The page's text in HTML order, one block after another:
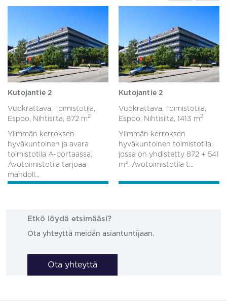
Kutojantie 2
Vuokrattava, Toimistotila,
Espoo, Nihtisilta, 872 m2
Ylimmän kerroksen
hyväkuntoinen ja avara
toimistotila A-portaassa.
Avotoimistotila tarjoaa
mahdoll...
Kutojantie 2
Vuokrattava, Toimistotila,
Espoo, Nihtisilta, 1413 m2
Ylimmän kerroksen
hyväkuntoinen toimistotila,
jossa on yhdistetty 872 + 541
m². Avotoimistotila t...
Etkö löydä etsimääsi?
Ota yhteyttä meidän asiantuntijaan.
Ota yhteyttä